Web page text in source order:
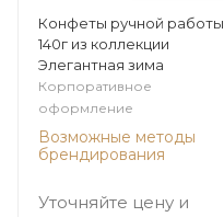
Конфеты ручной работы
140г из коллекции
Элегантная зима
Корпоративное
оформление
Возможные методы
брендирования
Уточняйте цену и